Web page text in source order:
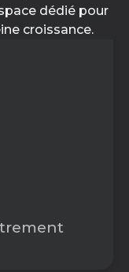
dédié pour
croissance.